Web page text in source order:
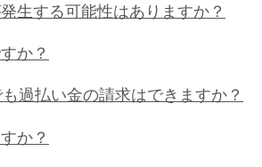
生する可能性はありますか？
か？
過払い金の請求はできますか？
か？